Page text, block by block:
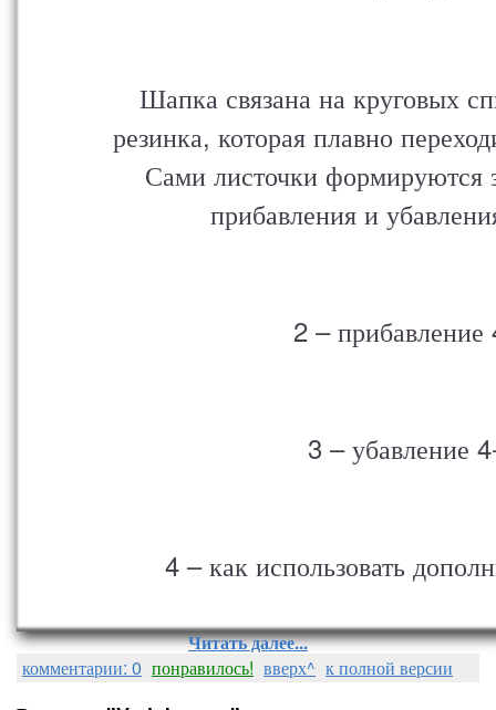
Шапка связана на круговых
резинка, которая плавно
Сами листочки формируются
прибавления и
2 – прибавление
3 – убавление
4 – как использовать
Читать далее...
комментарии: 0 понравилось! вверх^ к полной версии